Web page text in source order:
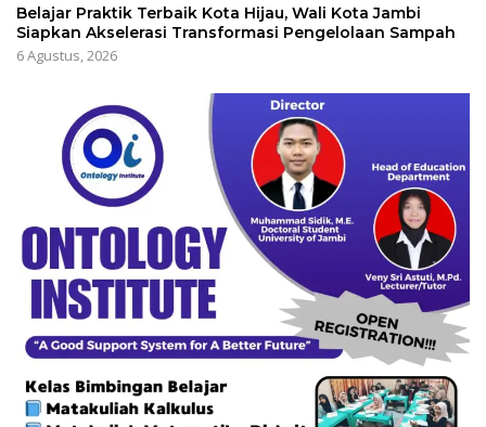
Belajar Praktik Terbaik Kota Hijau, Wali Kota Jambi
Siapkan Akselerasi Transformasi Pengelolaan Sampah
6 Agustus, 2026